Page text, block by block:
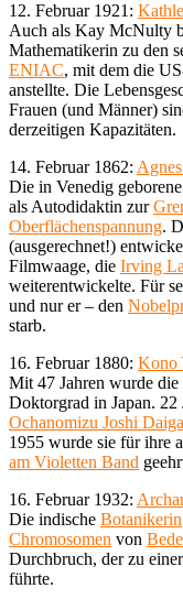
12. Februar 1921:
Auch als Kay McNulty
Mathematikerin zu den
ENIAC, mit dem die
anstellte. Die
Frauen (und Männer)
derzeitigen Kapazitäten.
14. Februar 1862:
Die in Venedig
als Autodidaktin zur
Oberflächenspannung.
(ausgerechnet!)
Filmwaage, die Irving
weiterentwickelte. Für
und nur er – den
starb.
16. Februar 1880: Kono
Mit 47 Jahren wurde die
Doktorgrad in Japan. 22
Ochanomizu Joshi
1955 wurde sie für ihre
am Violetten Band
16. Februar 1932:
Die indische Botanikerin
Chromosomen von
Durchbruch, der zu
führte.